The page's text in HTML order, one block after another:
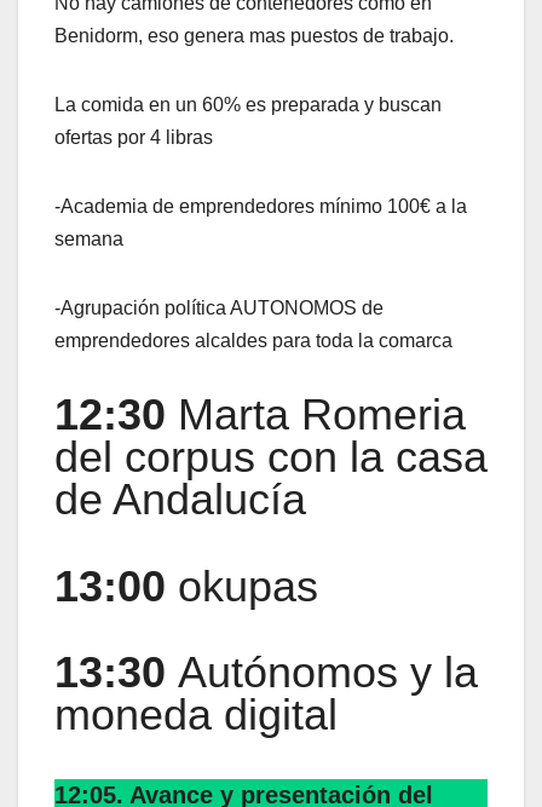
Benidorm, eso genera mas puestos de trabajo.
La comida en un 60% es preparada y buscan
ofertas por 4 libras
-Academia de emprendedores mínimo 100€ a la
semana
-Agrupación política AUTONOMOS de
emprendedores alcaldes para toda la comarca
12:30 Marta Romeria
del corpus con la casa
de Andalucía
13:00 okupas
13:30 Autónomos y la
moneda digital
12:05. Avance y presentación del